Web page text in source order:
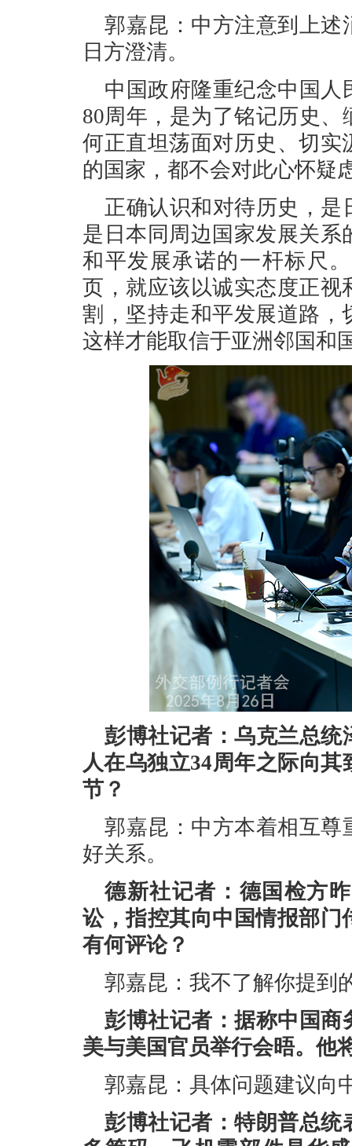
郭嘉昆：中方注意到上述
日方澄清。
中国政府隆重纪念中国
80周年，是为了铭记历史
何正直坦荡面对历史、切
的国家，都不会对此心怀疑
正确认识和对待历史，
是日本同周边国家发展关
和平发展承诺的一杆标尺
页，就应该以诚实态度正
割，坚持走和平发展道路
这样才能取信于亚洲邻国和
彭博社记者：乌克兰总统
人在乌独立34周年之际向
节？
郭嘉昆：中方本着相互尊
好关系。
德新社记者：德国检方
讼，指控其向中国情报部
有何评论？
郭嘉昆：我不了解你提到
彭博社记者：据称中国商
美与美国官员举行会晤。他
郭嘉昆：具体问题建议向
彭博社记者：特朗普总统